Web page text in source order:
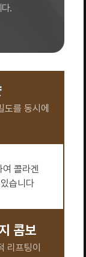
.
도를 동시에
콜라겐
습니다
콤보
리프팅이